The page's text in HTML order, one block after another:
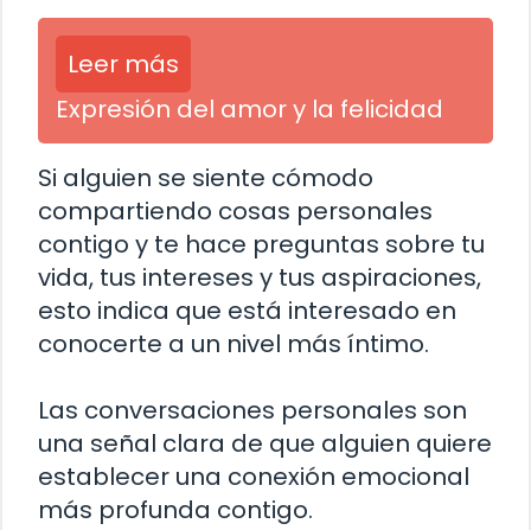
Leer más
Expresión del amor y la felicidad
Si alguien se siente cómodo
compartiendo cosas personales
contigo y te hace preguntas sobre tu
vida, tus intereses y tus aspiraciones,
esto indica que está interesado en
conocerte a un nivel más íntimo.
Las conversaciones personales son
una señal clara de que alguien quiere
establecer una conexión emocional
más profunda contigo.